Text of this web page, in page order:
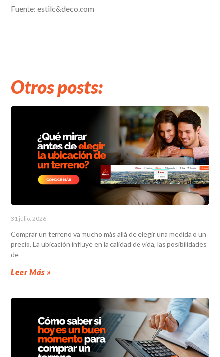
Fuente: estilo&deco.com
Otros posts:
31 julio, 2026
Comprar un terreno va mucho más allá de elegir una medida o un
precio. La ubicación influye en la calidad de vida, las posibilidades
de
Leer Más »